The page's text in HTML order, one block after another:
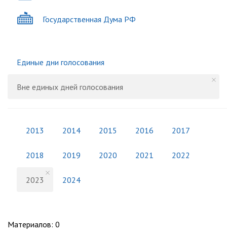
Государственная Дума РФ
Единые дни голосования
Вне единых дней голосования
2013 2014 2015 2016 2017
2018 2019 2020 2021 2022
2023 2024
Материалов: 0